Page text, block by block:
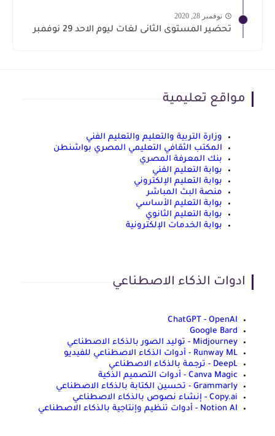
نوفمبر 28, 2020
تحضير المستوى الثانى لغات ليوم الاحد 29 نوفمبر
مواقع تعليمية
وزارة التربية والتعليم والتعليم الفني
المكتب الثقافي التعليمي المصري بواشنطن
بنك المعرفة المصري
بوابة التعليم الفني
بوابة التعليم الإلكتروني
منصة البث المباشر
بوابة التعليم الأساسي
بوابة التعليم الثانوي
بوابة الخدمات الإلكترونية
ادوات الذكاء الاصطناعي
ChatGPT - OpenAI
Google Bard
Midjourney - توليد الصور بالذكاء الاصطناعي
Runway ML - أدوات الذكاء الاصطناعي للفيديو
DeepL - ترجمة بالذكاء الاصطناعي
Canva Magic - أدوات التصميم الذكية
Grammarly - تحسين الكتابة بالذكاء الاصطناعي
Copy.ai - إنشاء نصوص بالذكاء الاصطناعي
Notion AI - أدوات تنظيم وإنتاجية بالذكاء الاصطناعي